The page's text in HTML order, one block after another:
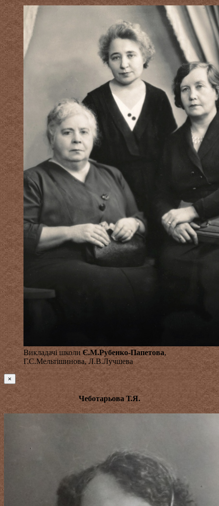
Викладачі школи Є.М.Рубенко-Папетова,
Г.С.Мельтішинова, Л.В.Лучшева
×
Чеботарьова Т.Я.